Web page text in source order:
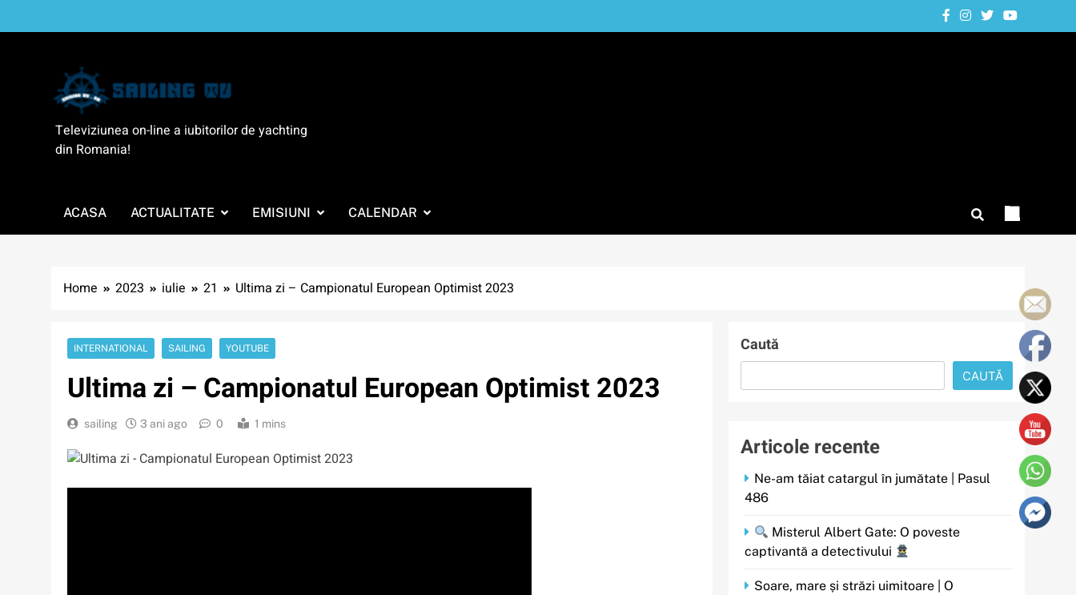
to
SailingTV
Televiziunea on-line a iubitorilor de yachting
din Romania!
ACASA ACTUALITATE EMISIUNI CALENDAR
Home 2023 iulie 21 Ultima zi – Campionatul European Optimist 2023
INTERNATIONAL SAILING YOUTUBE
Ultima zi – Campionatul European Optimist 2023
sailing 3 ani ago 0 1 mins
Caută
CAUTĂ
Articole recente
Ne-am tăiat catargul în jumătate | Pasul
486
Misterul Albert Gate: O poveste
captivantă a detectivului
Soare, mare și străzi uimitoare | O